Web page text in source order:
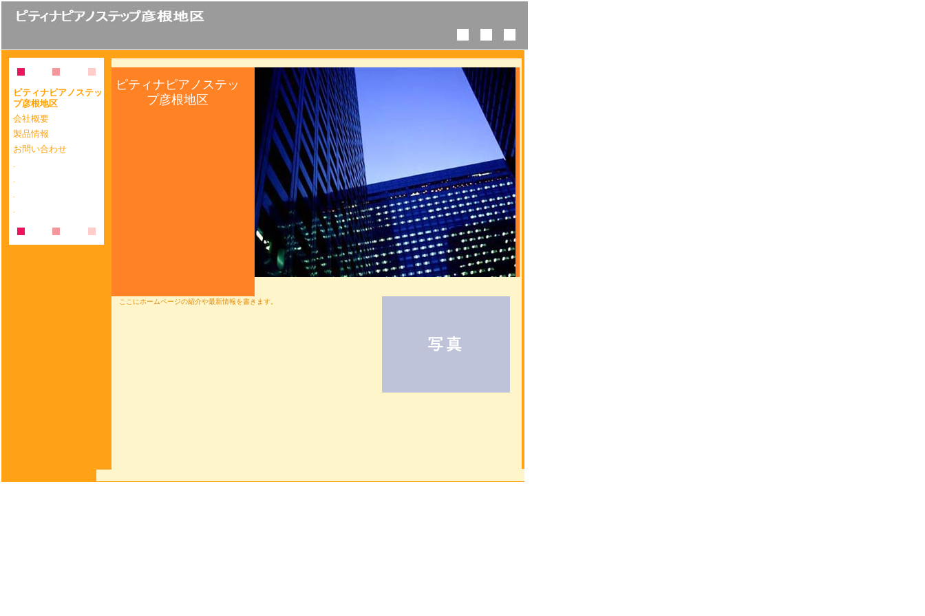
ピティナピアノステッ
プ彦根地区
会社概要
製品情報
お問い合わせ
.
.
.
.
ピティナピアノステッ
プ彦根地区
ここにホームページの紹介や最新情報を書きます。